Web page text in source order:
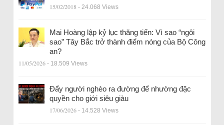
15/02/2018 - 24.068 Views
Mai Hoàng lập kỷ lục thăng tiến: Vì sao “ngôi
sao” Tây Bắc trở thành điểm nóng của Bộ Công
an?
11/05/2026 - 18.509 Views
Đẩy người nghèo ra đường để nhường đặc
quyền cho giới siêu giàu
17/06/2026 - 14.528 Views